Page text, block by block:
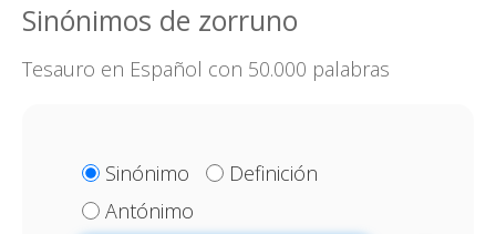
Sinónimos de zorruno
Tesauro en Español con 50.000 palabras
Sinónimo
Definición
Antónimo